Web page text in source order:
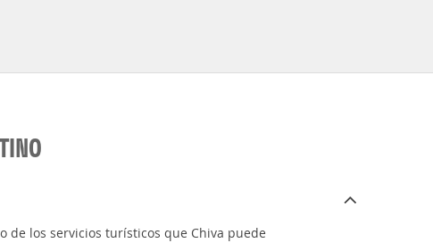
de los servicios turísticos que Chiva puede